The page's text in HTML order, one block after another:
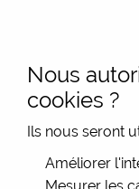
50€ |
Accueil >Les
Nous
cookies ?
Ils nous seront
Améliorer